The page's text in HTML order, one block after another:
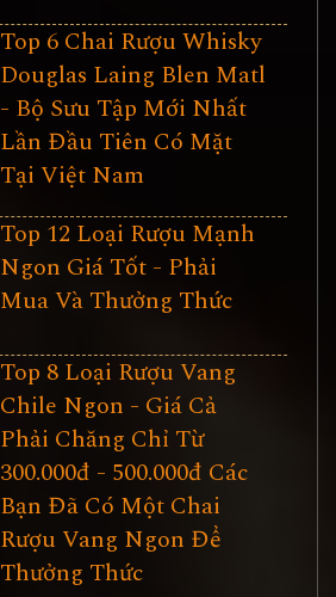
Top 6 Chai Rượu Whisky
Douglas Laing Blen Matl
- Bộ Sưu Tập Mới Nhất
Lần Đầu Tiên Có Mặt
Tại Việt Nam
Top 12 Loại Rượu Mạnh
Ngon Giá Tốt - Phải
Mua Và Thưởng Thức
Top 8 Loại Rượu Vang
Chile Ngon - Giá Cả
Phải Chăng Chỉ Từ
300.000đ - 500.000đ Các
Bạn Đã Có Một Chai
Rượu Vang Ngon Để
Thưởng Thức